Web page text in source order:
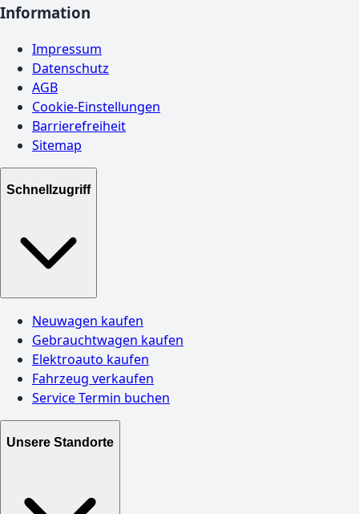
Information
Impressum
Datenschutz
AGB
Cookie-Einstellungen
Barrierefreiheit
Sitemap
Schnellzugriff
Neuwagen kaufen
Gebrauchtwagen kaufen
Elektroauto kaufen
Fahrzeug verkaufen
Service Termin buchen
Unsere Standorte